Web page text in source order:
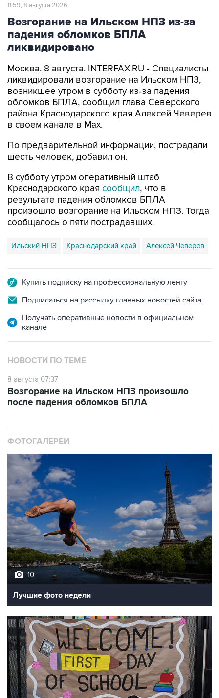
11:59, 8 августа 2026
Возгорание на Ильском НПЗ из-за
падения обломков БПЛА
ликвидировано
Москва. 8 августа. INTERFAX.RU - Специалисты
ликвидировали возгорание на Ильском НПЗ,
возникшее утром в субботу из-за падения
обломков БПЛА, сообщил глава Северского
района Краснодарского края Алексей Чеверев
в своем канале в Max.
По предварительной информации, пострадали
шесть человек, добавил он.
В субботу утром оперативный штаб
Краснодарского края сообщил, что в
результате падения обломков БПЛА
произошло возгорание на Ильском НПЗ. Тогда
сообщалось о пяти пострадавших.
Ильский НПЗ Краснодарский край Алексей Чеверев
Купить подписку на профессиональную ленту
Подписаться на рассылку главных новостей сайта
Получать оперативные новости в официальном
канале
НОВОСТИ ПО ТЕМЕ
8 августа 07:37
Возгорание на Ильском НПЗ произошло
после падения обломков БПЛА
ФОТОГАЛЕРЕИ
10
Лучшие фото недели